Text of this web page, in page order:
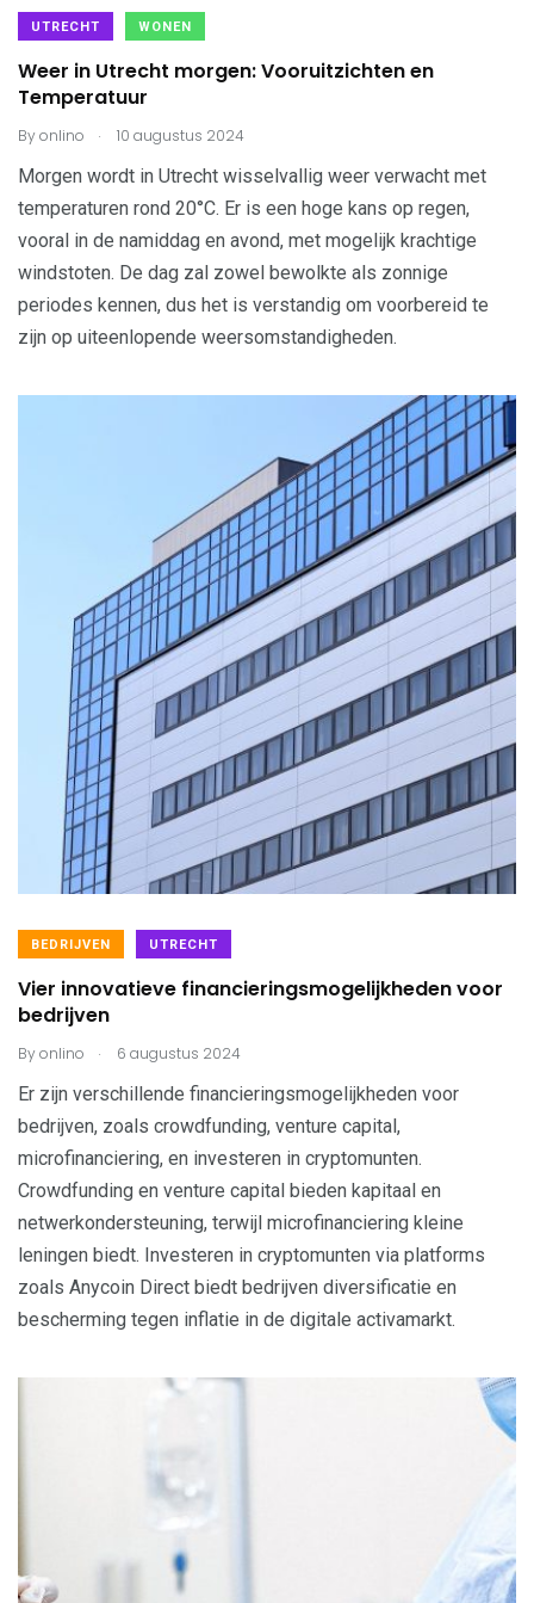
UTRECHT WONEN
Weer in Utrecht morgen: Vooruitzichten en
Temperatuur
Byonlino . 10 augustus 2024
Morgen wordt in Utrecht wisselvallig weer verwacht met
temperaturen rond 20°C. Er is een hoge kans op regen,
vooral in de namiddag en avond, met mogelijk krachtige
windstoten. De dag zal zowel bewolkte als zonnige
periodes kennen, dus het is verstandig om voorbereid te
zijn op uiteenlopende weersomstandigheden.
BEDRIJVEN UTRECHT
Vier innovatieve financieringsmogelijkheden voor
bedrijven
Byonlino . 6 augustus 2024
Er zijn verschillende financieringsmogelijkheden voor
bedrijven, zoals crowdfunding, venture capital,
microfinanciering, en investeren in cryptomunten.
Crowdfunding en venture capital bieden kapitaal en
netwerkondersteuning, terwijl microfinanciering kleine
leningen biedt. Investeren in cryptomunten via platforms
zoals Anycoin Direct biedt bedrijven diversificatie en
bescherming tegen inflatie in de digitale activamarkt.